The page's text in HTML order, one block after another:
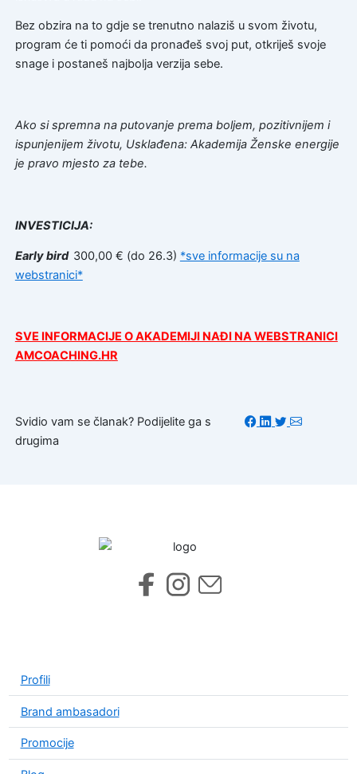
Bez obzira na to gdje se trenutno nalaziš u svom životu,
program će ti pomoći da pronađeš svoj put, otkriješ svoje
snage i postaneš najbolja verzija sebe.
Ako si spremna na putovanje prema boljem, pozitivnijem i
ispunjenijem životu, Usklađena: Akademija Ženske energije
je pravo mjesto za tebe.
INVESTICIJA:
Early bird 300,00 € (do 26.3) *sve informacije su na
webstranici*
SVE INFORMACIJE O AKADEMIJI NAĐI NA WEBSTRANICI
AMCOACHING.HR
Svidio vam se članak? Podijelite ga s
drugima
Profili
Brand ambasadori
Promocije